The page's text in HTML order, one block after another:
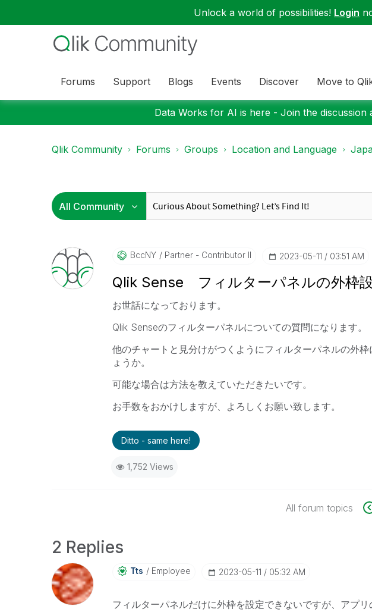
Unlock a world of possibilities! Login
Forums Support Blogs Events Discover Move to
Data Works for AI is here - Join the discussion
Qlik Community Forums Groups Location and Language
BccNY Partner - Contributor II ‎2023-05-11 03:51 AM
Qlik Sense フィルターパネルの外枠
お世話になっております。
Qlik Senseのフィルターパネルについての質問になります。
他のチャートと見分けがつくようにフィルターパネルの外
ょうか。
可能な場合は方法を教えていただきたいです。
お手数をおかけしますが、よろしくお願い致します。
Ditto - same here!
1,752 Views
All forum topics
2 Replies
Tts Employee ‎2023-05-11 05:32 AM
フィルターパネルだけに外枠を設定できないですが、アプ